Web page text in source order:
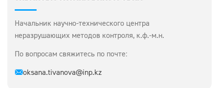
Начальник научно-технического центра
неразрушающих методов контроля, к.ф.-м.н.
По вопросам свяжитесь по почте:
oksana.tivanova@inp.kz